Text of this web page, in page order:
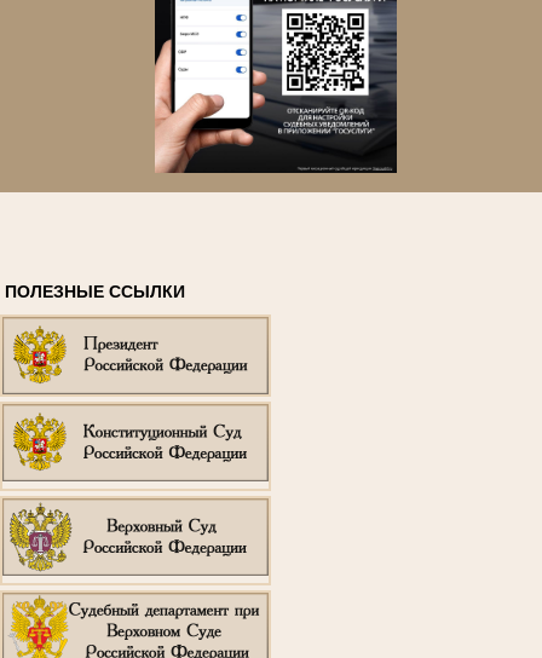
ПОЛЕЗНЫЕ ССЫЛКИ